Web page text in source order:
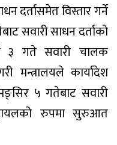
दर्तासमेत विस्तार गर्ने
सवारी साधन दर्ताको
३ गते सवारी चालक
मन्त्रालयले कार्यादेश
५ गतेबाट सवारी
रुपमा सुरुआत